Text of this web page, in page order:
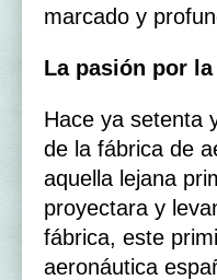
marcado y
La pasión por
Hace ya setenta
de la fábrica de
aquella lejana
proyectara y
fábrica, este
aeronáutica